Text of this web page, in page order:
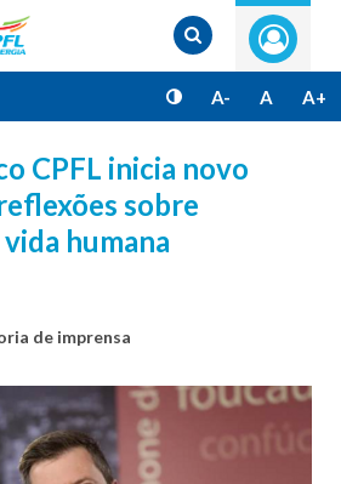
A- A A+
CPFL inicia novo
sobre
humana
de imprensa